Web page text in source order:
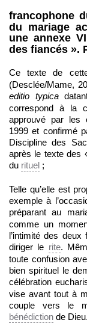
francophone
du mariage
une annexe
des fiancés ».
Ce texte de
(Desclée/Mame,
editio typica
correspond à la
approuvé par les
1999 et confirmé
Discipline des
après le texte des
du rituel ;
Telle qu’elle est
exemple à
préparant au
comme un
l’intimité des
diriger le rite.
toute confusion
bien spirituel le
célébration
vise avant tout à
couple vers le
bénédiction de Dieu.